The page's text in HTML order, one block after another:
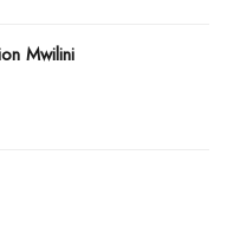
Mwilini